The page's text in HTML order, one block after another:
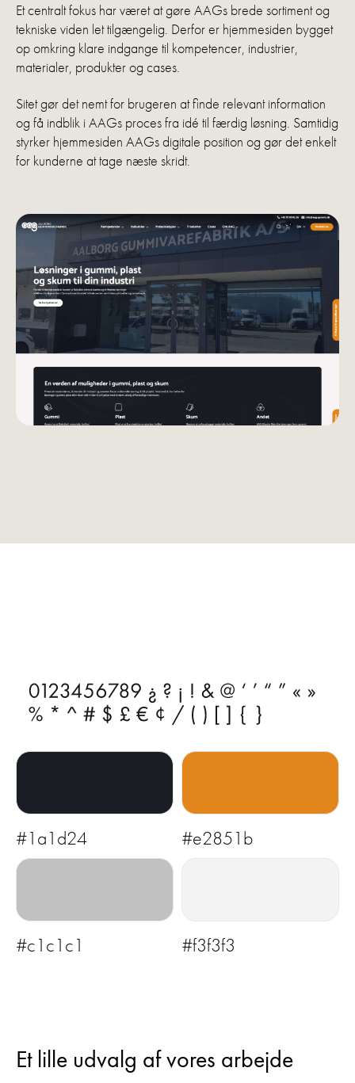
Et centralt fokus har været at gøre AAGs brede sortiment og
tekniske viden let tilgængelig. Derfor er hjemmesiden bygget
op omkring klare indgange til kompetencer, industrier,
materialer, produkter og cases.
Sitet gør det nemt for brugeren at finde relevant information
og få indblik i AAGs proces fra idé til færdig løsning. Samtidig
styrker hjemmesiden AAGs digitale position og gør det enkelt
for kunderne at tage næste skridt.
#1a1d24 #e2851b
#c1c1c1 #f3f3f3
Et lille udvalg af vores arbejde